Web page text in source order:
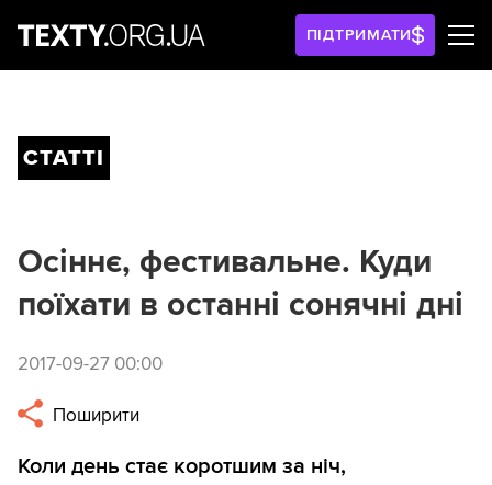
ПІДТРИМАТИ
СТАТТІ
Осіннє, фестивальне. Куди
поїхати в останні сонячні дні
2017-09-27 00:00
Поширити
Коли день стає коротшим за ніч,